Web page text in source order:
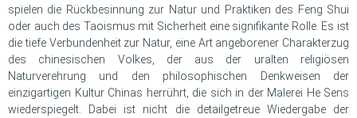
spielen die Rückbesinnung zur Natur und Praktiken des Feng Shui
oder auch des Taoismus mit Sicherheit eine signifikante Rolle. Es ist
die tiefe Verbundenheit zur Natur, eine Art angeborener Charakterzug
des chinesischen Volkes, der aus der uralten religiösen
Naturverehrung und den philosophischen Denkweisen der
einzigartigen Kultur Chinas herrührt, die sich in der Malerei He Sens
wiederspiegelt. Dabei ist nicht die detailgetreue Wiedergabe der